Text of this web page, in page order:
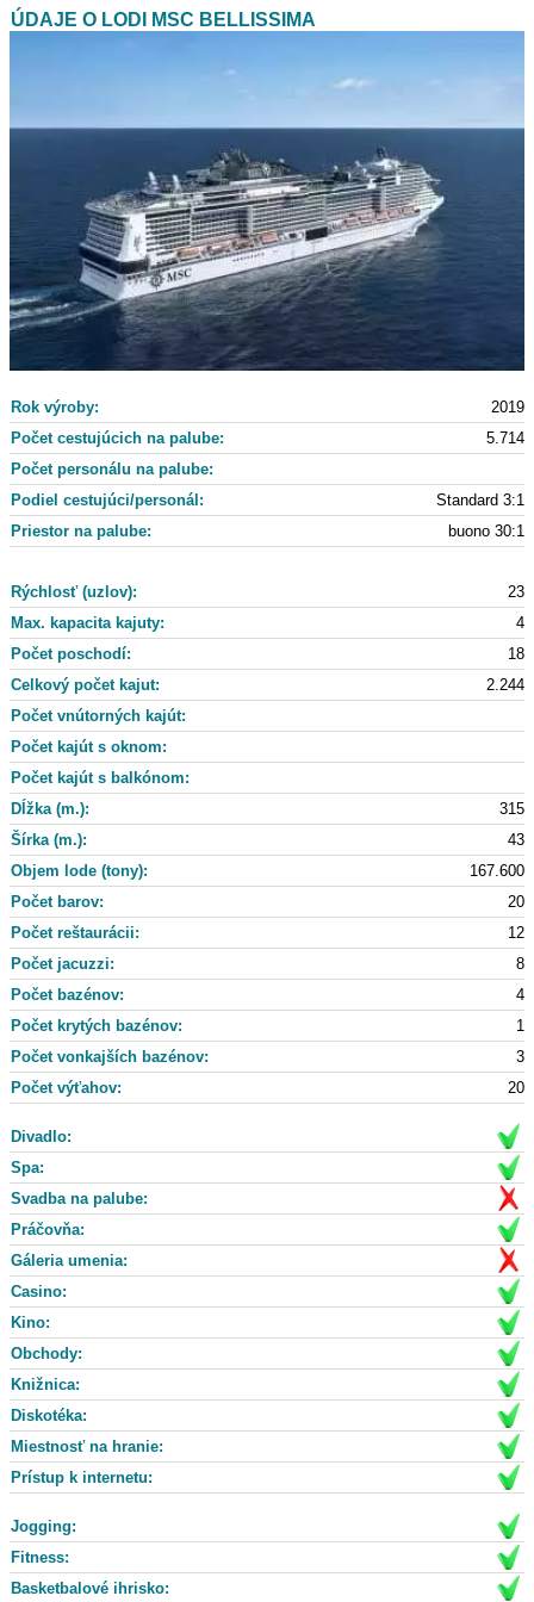
ÚDAJE O LODI MSC BELLISSIMA
Rok výroby:
2019
Počet cestujúcich na palube:
5.714
Počet personálu na palube:
Podiel cestujúci/personál:
Standard 3:1
Priestor na palube:
buono 30:1
23
Rýchlosť (uzlov):
4
Max. kapacita kajuty:
Počet poschodí:
18
Celkový počet kajut:
2.244
Počet vnútorných kajút:
Počet kajút s oknom:
Počet kajút s balkónom:
Dĺžka (m.):
315
Šírka (m.):
43
Objem lode (tony):
167.600
Počet barov:
20
Počet reštaurácii:
12
Počet jacuzzi:
8
Počet bazénov:
4
Počet krytých bazénov:
1
Počet vonkajších bazénov:
3
Počet výťahov:
20
Divadlo:
Spa:
Svadba na palube:
Práčovňa:
Gáleria umenia:
Casino:
Kino:
Obchody:
Knižnica:
Diskotéka:
Miestnosť na hranie:
Prístup k internetu:
Jogging:
Fitness:
Basketbalové ihrisko: